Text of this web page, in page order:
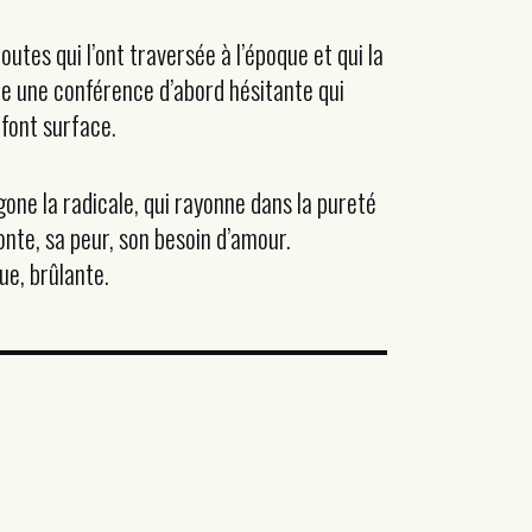
qui l’ont traversée à l’époque et qui la
conférence d’abord hésitante qui
surface.
la radicale, qui rayonne dans la pureté
sa peur, son besoin d’amour.
brûlante.